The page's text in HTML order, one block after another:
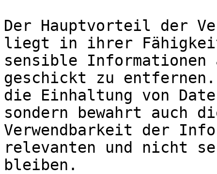
Der Hauptvorteil der
liegt in ihrer Fähigkeit,
sensible Informationen
geschickt zu
die Einhaltung von
sondern bewahrt auch
Verwendbarkeit der
relevanten und nicht
bleiben.